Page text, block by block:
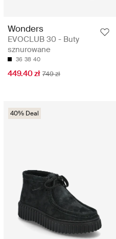
Wonders
EVOCLUB 30 - Buty
sznurowane
36 38 40
449.40 zł 749 zł
40% Deal